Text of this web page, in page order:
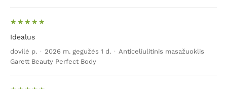
celiulito šalinimas užtrunka gerokai ilgiau nei, pradėjus
Pati celiulito pradžia apibūdinama kaip I stadija, kurios
metu ant odos pastebimos nežymios riebalų sankaupos
Idealus
dovilė p. · 2026 m. gegužės 1 d. · Anticeliulitinis masažuoklis
Garett Beauty Perfect Body